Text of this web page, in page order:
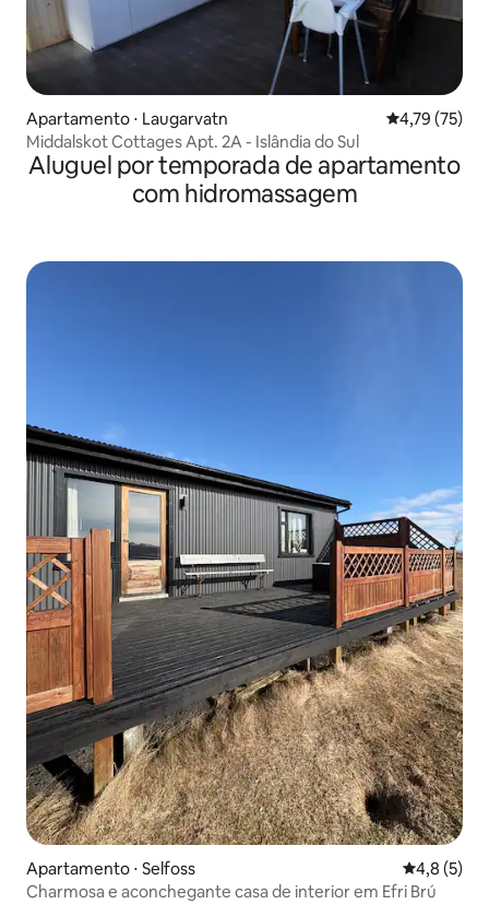
Apartamento ⋅ Laugarvatn 4,79 de uma
4,79 (75)
Middalskot Cottages Apt. 2A - Islândia do Sul
Aluguel por temporada de apartamento
com hidromassagem
Apartamento ⋅ Selfoss 4,8 de
4,8 (5)
Charmosa e aconchegante casa de interior em Efri Brú